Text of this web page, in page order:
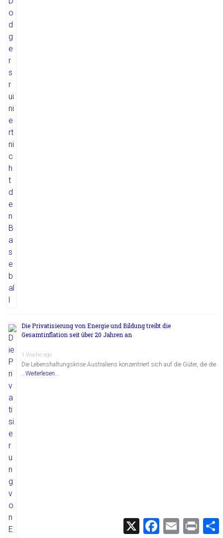
Die Privatisierung von Energie und Bildung treibt die
Gesamtinflation seit über 20 Jahren an
1 Woche ago
Die Lebenshaltungskrise Australiens konzentriert sich auf die Güter, die die
…Weiterlesen...
X
F
E
m
P